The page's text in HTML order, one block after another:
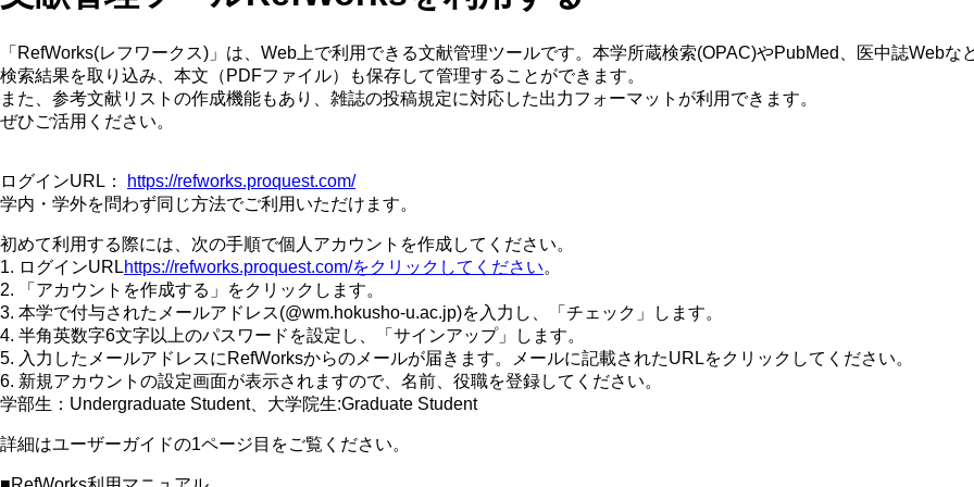
「RefWorks(レフワークス)」は、Web上で利用できる文献管理ツールです。本学所蔵検索(OPAC)やPubMed、医中誌Webな
検索結果を取り込み、本文（PDFファイル）も保存して管理することができます。
また、参考文献リストの作成機能もあり、雑誌の投稿規定に対応した出力フォーマットが利用できます。
ぜひご活用ください。
ログインURL：
https://refworks.proquest.com/
学内・学外を問わず同じ方法でご利用いただけます。
初めて利用する際には、次の手順で個人アカウントを作成してください。
1. ログインURLhttps://refworks.proquest.com/をクリックしてください。
2. 「アカウントを作成する」をクリックします。
3. 本学で付与されたメールアドレス(@wm.hokusho-u.ac.jp)を入力し、「チェック」します。
4. 半角英数字6文字以上のパスワードを設定し、「サインアップ」します。
5. 入力したメールアドレスにRefWorksからのメールが届きます。メールに記載されたURLをクリックしてください。
6. 新規アカウントの設定画面が表示されますので、名前、役職を登録してください。
学部生：Undergraduate Student、大学院生:Graduate Student
詳細はユーザーガイドの1ページ目をご覧ください。